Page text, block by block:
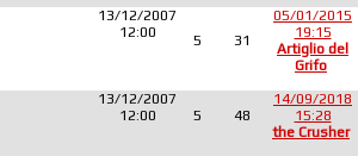
13/12/2007
12:00
5 31
05/01/2015
19:15
Artiglio del
Grifo
13/12/2007
12:00
5 48
14/09/2018
15:28
the Crusher